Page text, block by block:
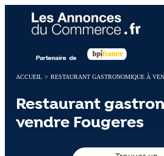
ACCUEIL > RESTAURANT GASTRONOMIQUE À
Restaurant
vendre Fougeres
Panneau de gestion des cookies